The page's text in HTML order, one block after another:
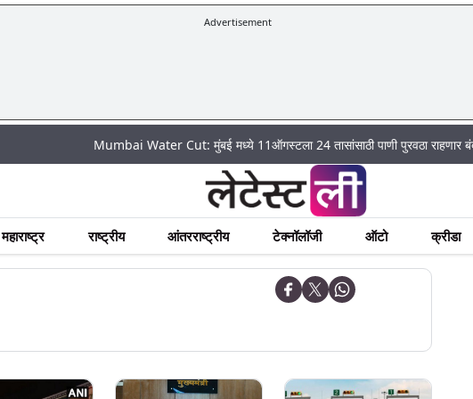
Advertisement
Mumbai Water Cut: मुंबई मध्ये 11ऑगस्टला 24 तासांसाठी पाणी पुरवठा राहणार बंद; पहा कुठे
महाराष्ट्र राष्ट्रीय आंतरराष्ट्रीय टेक्नॉलॉजी ऑटो क्रीडा